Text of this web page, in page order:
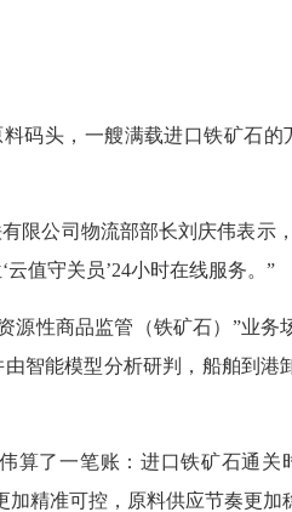
头，一艘满载进口铁矿石的
公司物流部部长刘庆伟表示
值守关员’24小时在线服务。”
商品监管（铁矿石）”业务
智能模型分析研判，船舶到
了一笔账：进口铁矿石通关
精准可控，原料供应节奏更加